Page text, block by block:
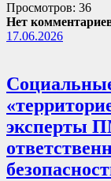
Просмотров: 36
Нет
17.06.2026
эксперты